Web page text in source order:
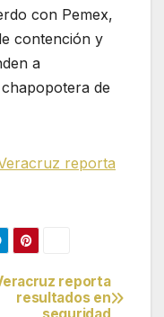
con Pemex,
contención y
a
de
reporta
reporta
resultados en